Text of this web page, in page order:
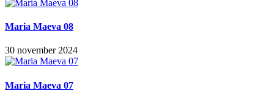
Maria Maeva 08
30 november 2024
Maria Maeva 07